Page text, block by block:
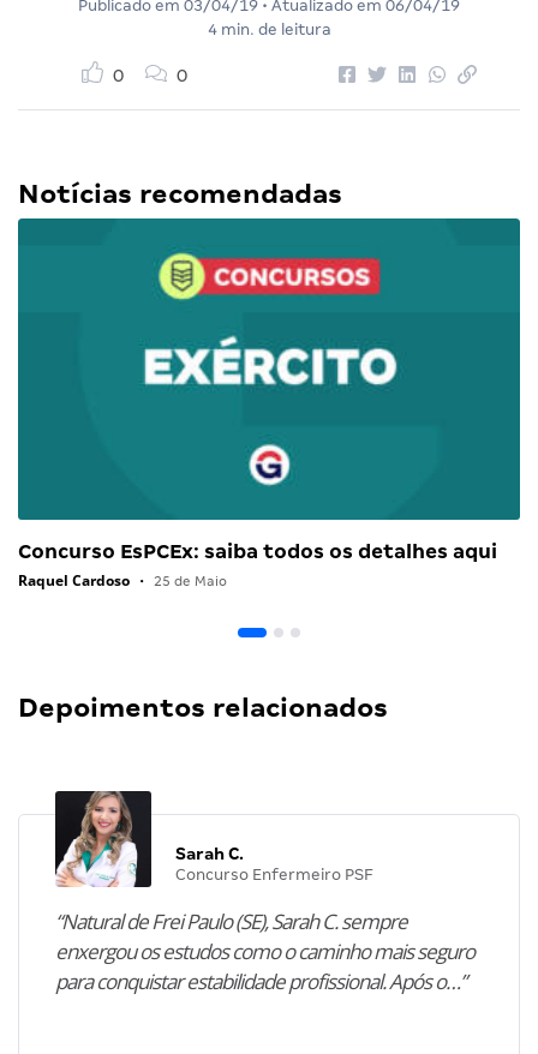
Publicado em 03/04/19 • Atualizado em 06/04/19
4 min. de leitura
0 0
Notícias recomendadas
Concurso EsPCEx: saiba todos os detalhes aqui
Raquel Cardoso • 25 de Maio
Depoimentos relacionados
Sarah C.
Concurso Enfermeiro PSF
“Natural de Frei Paulo (SE), Sarah C. sempre
enxergou os estudos como o caminho mais seguro
para conquistar estabilidade profissional. Após o…”